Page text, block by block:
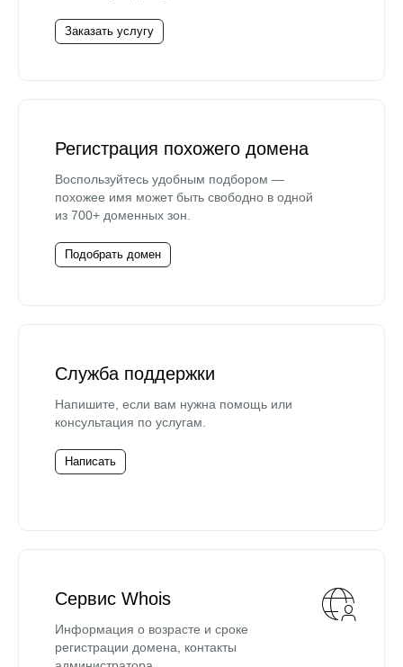
Заказать услугу
Регистрация похожего домена
Воспользуйтесь удобным подбором —
похожее имя может быть свободно в одной
из 700+ доменных зон.
Подобрать домен
Служба поддержки
Напишите, если вам нужна помощь или
консультация по услугам.
Написать
Сервис Whois
Информация о возрасте и сроке
регистрации домена, контакты